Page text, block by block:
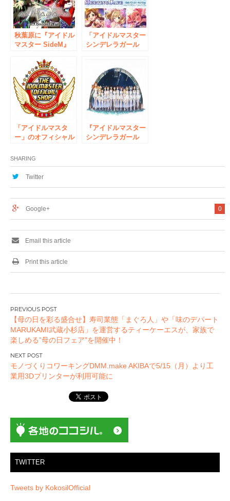
催のお知らせ
秋葉原に『アイドル
マスター SideM』
生！ 「アイドルマ
スター SideM
315!STATION
AKIHABARA」
2017年9月15日
（金）～2018年1月
28日（日）
「アイドルマスター
シンデレラガール
マスター シンデレ
ラガールズ
MEETING CAFE』
東京・大阪・博多に
て11月12日より順次
「アイドルマスタ
ー」のオフィシャル
オープン！
『アイドルマスター
シンデレラガール
ニメイトカフェ秋葉
SHARING
Twitter
0
Google+
Email this article
Print this article
投
稿
ナ
ビ
ゲ
ー
ン
【母の日を彩る盛合せ】寿司業態「まぐろ人」や「味のデパート
MARUKAMI武蔵小杉店」を運営するティーケーエスが、家族で
楽しめる”母の日フェア”を開催中！
モノづくりコワーキングDMM.make AKIBAで5/15（月）より工
業用3Dプリンターが利用可能に
TWITTER
Tweets by KokosilOfficial